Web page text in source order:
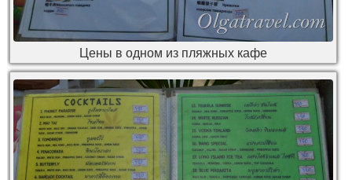
Цены в одном из пляжных кафе